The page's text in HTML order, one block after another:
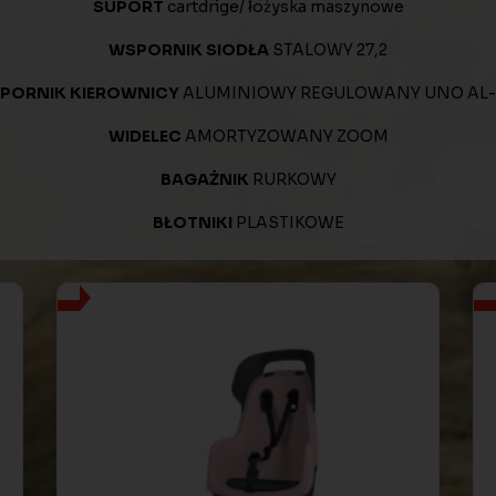
SUPORT cartdrige/ łożyska maszynowe
WSPORNIK SIODŁA STALOWY 27,2
KIEROWNICY ALUMINIOWY REGULOWANY UNO
WIDELEC AMORTYZOWANY ZOOM
BAGAŻNIK RURKOWY
BŁOTNIKI PLASTIKOWE